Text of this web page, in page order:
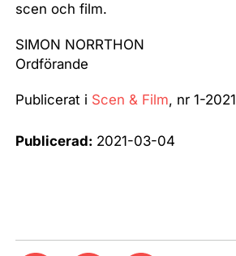
scen och film.
SIMON NORRTHON
Ordförande
Publicerat i Scen & Film, nr 1-2021
Publicerad: 2021-03-04